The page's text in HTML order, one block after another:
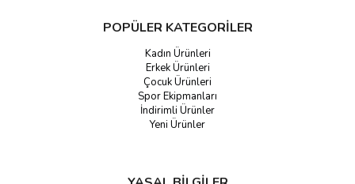
Hız ve çeviklik gerektiren modern futbolda, oyuncuyu
Sabitleme ve Kullanım Çeşitliliği
Tekmeliğin bacakta sabit durmasını sağlayan mekanizmalar ve farklı
POPÜLER KATEGORİLER
Kadın Ürünleri
Erkek Ürünleri
Çocuk Ürünleri
Spor Ekipmanları
İndirimli Ürünler
Yeni Ürünler